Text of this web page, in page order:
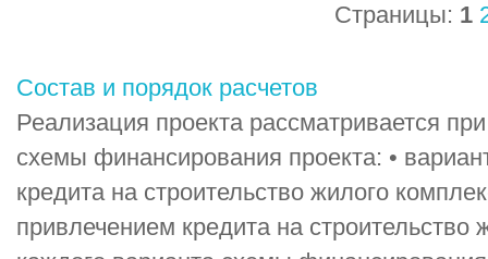
Страницы: 1
Состав и порядок расчетов
Реализация проекта рассматривается
схемы финансирования проекта: •
кредита на строительство жилого
привлечением кредита на строительство